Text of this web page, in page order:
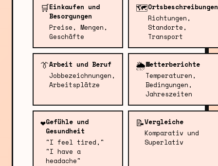
🛒Einkaufen und
Besorgungen
Preise, Mengen,
Geschäfte
🗺️Ortsbeschreibungen
Richtungen,
Standorte,
Transport
👔Arbeit und Beruf
Jobbezeichnungen,
Arbeitsplätze
🌦️Wetterberichte
Temperaturen,
Bedingungen,
Jahreszeiten
❤️Gefühle und
Gesundheit
"I feel tired,"
"I have a
headache"
📝Vergleiche
Komparativ und
Superlativ